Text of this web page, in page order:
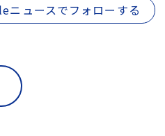
ニュースでフォローする